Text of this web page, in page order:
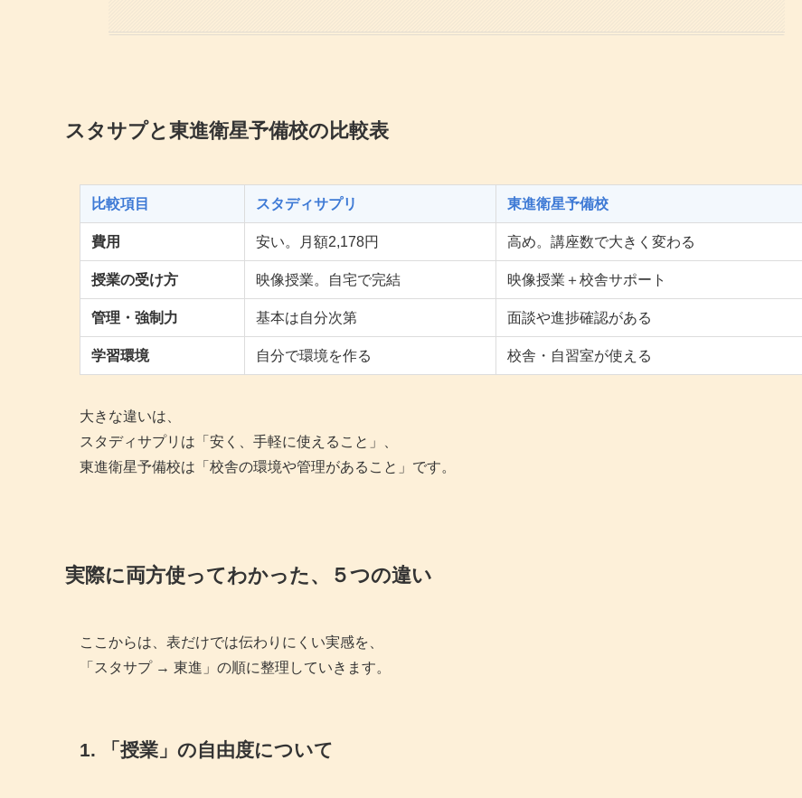
スタサプと東進衛星予備校の比較表
比較項目 スタディサプリ 東進衛星予備校
費用 安い。月額2,178円 高め。講座数で大きく変わる
授業の受け方 映像授業。自宅で完結 映像授業＋校舎サポート
管理・強制力 基本は自分次第 面談や進捗確認がある
学習環境 自分で環境を作る 校舎・自習室が使える
大きな違いは、
スタディサプリは「安く、手軽に使えること」、
東進衛星予備校は「校舎の環境や管理があること」です。
実際に両方使ってわかった、５つの違い
ここからは、表だけでは伝わりにくい実感を、
「スタサプ → 東進」の順に整理していきます。
1. 「授業」の自由度について